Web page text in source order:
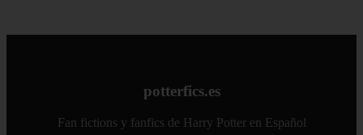
potterfics.es
Fan fictions y fanfics de Harry Potter en Español